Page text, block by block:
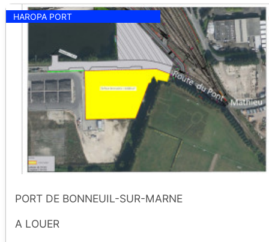
HAROPA PORT
PORT DE BONNEUIL-SUR-MARNE
A LOUER